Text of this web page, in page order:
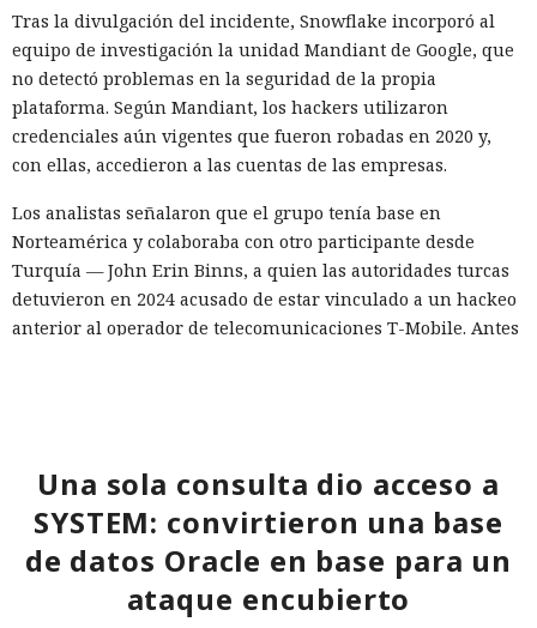
extranjeros. En estas condiciones, los negocios se convierten
cada vez más en instrumentos de medidas de respuesta, y
no simplemente en participantes de la competencia de
mercado.
Era demasiado pronto para dar
por muerto a Next.js: la versión
16.3 pulveriza los récords de
rendimiento.
12:01 / 07.08.2026
Ingenieros reducen en un 90% el consumo de memoria
Tras la divulgación del incidente, Snowflake incorporó al
equipo de investigación la unidad Mandiant de Google, que
no detectó problemas en la seguridad de la propia
plataforma. Según Mandiant, los hackers utilizaron
credenciales aún vigentes que fueron robadas en 2020 y,
con ellas, accedieron a las cuentas de las empresas.
Los analistas señalaron que el grupo tenía base en
Norteamérica y colaboraba con otro participante desde
Turquía — John Erin Binns, a quien las autoridades turcas
detuvieron en 2024 acusado de estar vinculado a un hackeo
anterior al operador de telecomunicaciones T-Mobile. Antes
la autenticación multifactor para los servicios en la nube y
vigilar la actividad de las cuentas por accesos desde
dispositivos desconocidos.
Una sola consulta dio acceso a
SYSTEM: convirtieron una base
de datos Oracle en base para un
ataque encubierto